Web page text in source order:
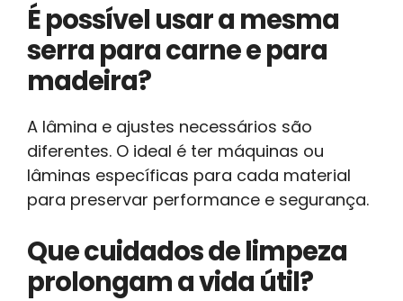
É possível usar a mesma
serra para carne e para
madeira?
A lâmina e ajustes necessários são
diferentes. O ideal é ter máquinas ou
lâminas específicas para cada material
para preservar performance e segurança.
Que cuidados de limpeza
prolongam a vida útil?